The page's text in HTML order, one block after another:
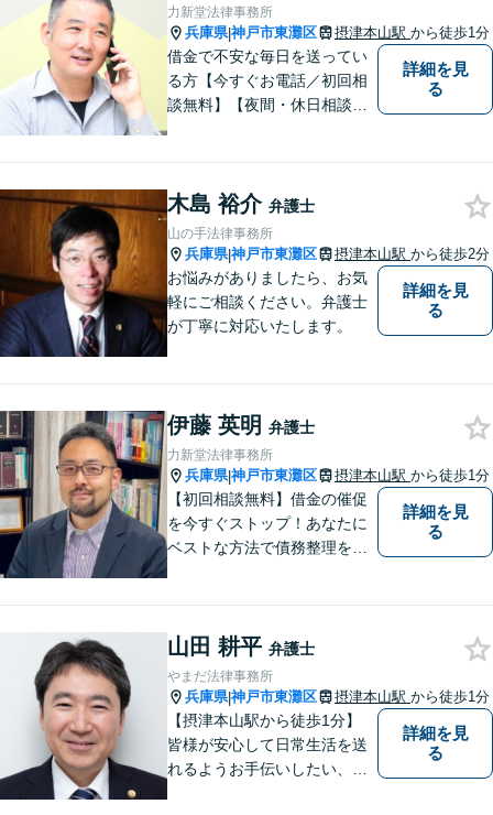
力新堂法律事務所
兵庫県|神戸市東灘区 摂津本山駅 から徒歩1分
借金で不安な毎日を送ってい
る方【今すぐお電話／初回相
談無料】【夜間・休日相談
害／問題社員／クレーマー／
債務整理）借金の解決実績は1
00件以上！
詳細を見
る
木島 裕介 弁護士
山の手法律事務所
兵庫県|神戸市東灘区 摂津本山駅 から徒歩2分
お悩みがありましたら、お気
軽にご相談ください。弁護士
が丁寧に対応いたします。
詳細を見
る
伊藤 英明 弁護士
力新堂法律事務所
兵庫県|神戸市東灘区 摂津本山駅 から徒歩1分
【初回相談無料】借金の催促
を今すぐストップ！あなたに
ベストな方法で債務整理をサ
イエンスの博士号も保有）と
交渉経験が豊富な弁護士
詳細を見
る
山田 耕平 弁護士
やまだ法律事務所
兵庫県|神戸市東灘区 摂津本山駅 から徒歩1分
【摂津本山駅から徒歩1分】
皆様が安心して日常生活を送
れるようお手伝いしたい、皆
詳細を見
る